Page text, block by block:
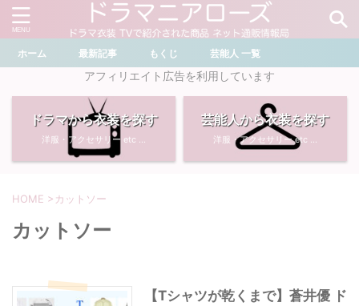
＼ ドラマ・芸能人を検索 ／
おすすめ検索ワード
川口春奈
・石原さとみ
・菜々緒
ホーム 最新記事 もくじ 芸能人 一覧
アフィリエイト広告を利用しています
ドラマから衣装を探す
洋服・アクセサリー etc ...
芸能人から衣装を探す
洋服・アクセサリー etc ...
HOME > カットソー
カットソー
【Tシャツが乾くまで】蒼井優 ド